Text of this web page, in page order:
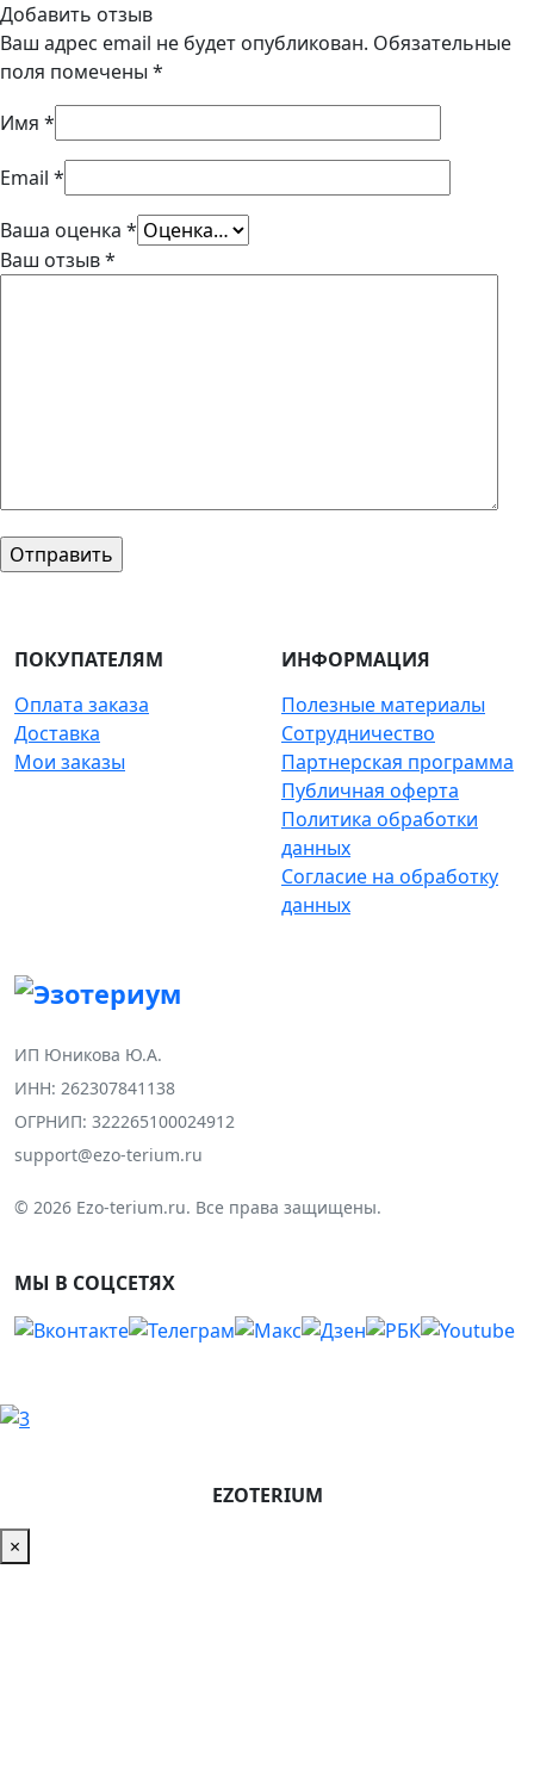
Добавить отзыв
Ваш адрес email не будет опубликован. Обязательные
поля помечены *
Имя *
Email *
Ваша оценка *
Ваш отзыв*
ИП Юникова Ю.А.
ИНН: 262307841138
ОГРНИП: 322265100024912
support@ezo-terium.ru
© 2026 Ezo-terium.ru. Все права защищены.
ПОКУПАТЕЛЯМ
Оплата заказа
Доставка
Мои заказы
ИНФОРМАЦИЯ
Полезные материалы
Сотрудничество
Партнерская программа
Публичная оферта
Политика обработки
данных
Согласие на обработку
данных
МЫ В СОЦСЕТЯХ
EZOTERIUM
×